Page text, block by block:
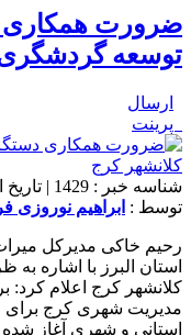
ضرورت همکاری
توسعه
ارسال
پرینت
توسط : ابراهیم نوروزی فر
رحیم خاکی مدیرکل
استان البرز با اشاره
کلانشهر کرج اعلام
مدیریت شهری کرج برای
استانی و شهری آغاز